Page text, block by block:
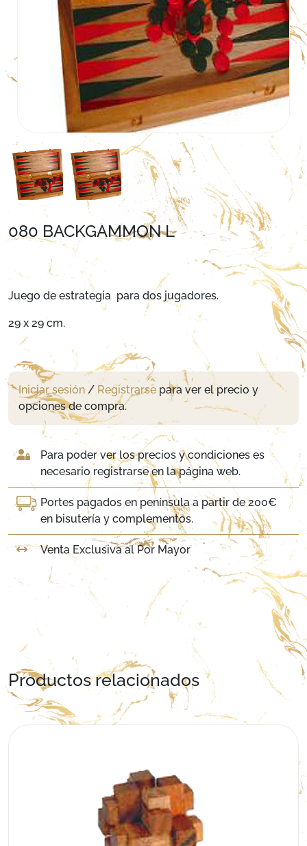
080 BACKGAMMON L
Juego de estrategia para dos jugadores.
29 x 29 cm.
Iniciar sesión / Registrarse para ver el precio y
opciones de compra.
Para poder ver los precios y condiciones es
necesario registrarse en la página web.
Portes pagados en península a partir de 200€
en bisutería y complementos.
Venta Exclusiva al Por Mayor
Productos relacionados